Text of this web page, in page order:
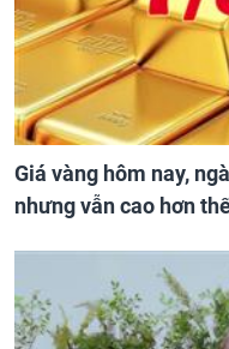
Giá vàng hôm nay,
nhưng vẫn cao hơn